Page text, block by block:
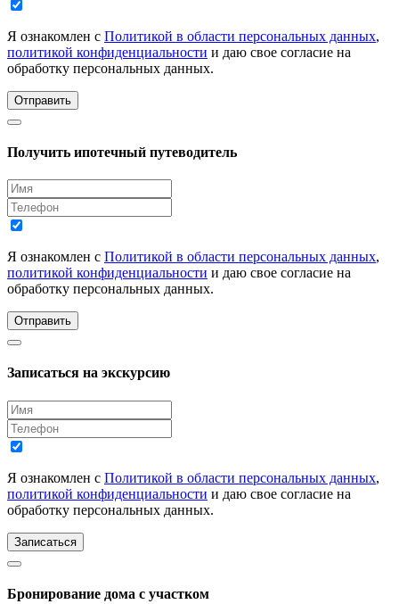
Я ознакомлен с Политикой в области персональных данных,
политикой конфиденциальности и даю свое согласие на
обработку персональных данных.
Отправить
Получить ипотечный путеводитель
Я ознакомлен с Политикой в области персональных данных,
политикой конфиденциальности и даю свое согласие на
обработку персональных данных.
Отправить
Записаться на экскурсию
Я ознакомлен с Политикой в области персональных данных,
политикой конфиденциальности и даю свое согласие на
обработку персональных данных.
Записаться
Бронирование дома с участком